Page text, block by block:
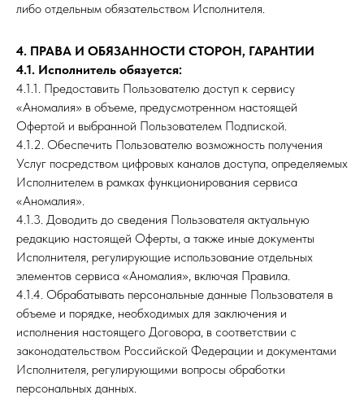
либо отдельным обязательством Исполнителя.
4. ПРАВА И ОБЯЗАННОСТИ СТОРОН, ГАРАНТИИ
4.1. Исполнитель обязуется:
4.1.1. Предоставить Пользователю доступ к сервису
«Аномалия» в объеме, предусмотренном настоящей
Офертой и выбранной Пользователем Подпиской.
4.1.2. Обеспечить Пользователю возможность получения
Услуг посредством цифровых каналов доступа, определяемых
Исполнителем в рамках функционирования сервиса
«Аномалия».
4.1.3. Доводить до сведения Пользователя актуальную
редакцию настоящей Оферты, а также иные документы
Исполнителя, регулирующие использование отдельных
элементов сервиса «Аномалия», включая Правила.
4.1.4. Обрабатывать персональные данные Пользователя в
объеме и порядке, необходимых для заключения и
исполнения настоящего Договора, в соответствии с
законодательством Российской Федерации и документами
Исполнителя, регулирующими вопросы обработки
персональных данных.